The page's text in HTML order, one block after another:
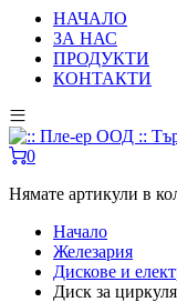
НАЧАЛО
ЗА НАС
ПРОДУКТИ
КОНТАКТИ
0
Нямате артикули в
Начало
Железария
Дискове и
Диск за